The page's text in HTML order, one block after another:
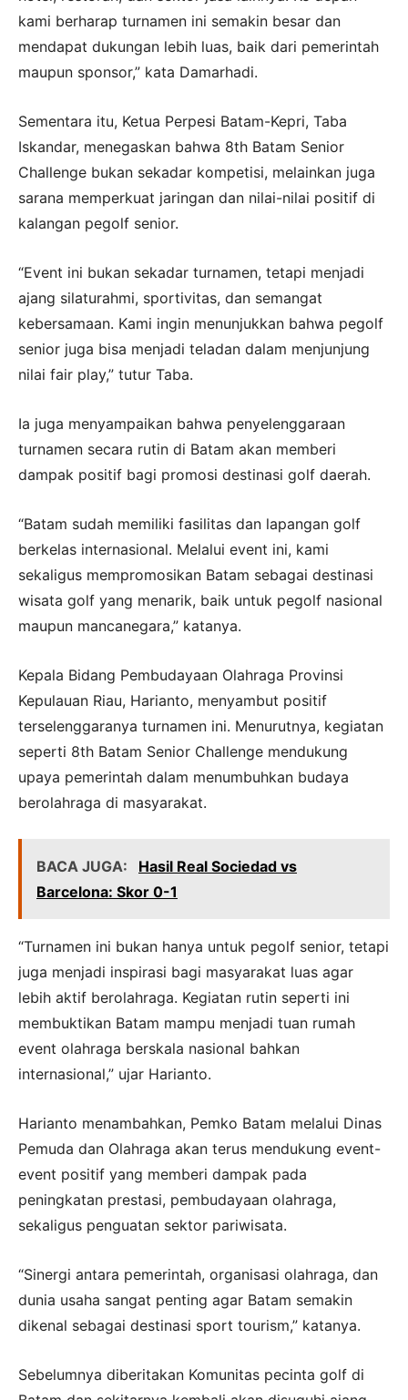
kami berharap turnamen ini semakin besar dan
mendapat dukungan lebih luas, baik dari pemerintah
maupun sponsor,” kata Damarhadi.
Sementara itu, Ketua Perpesi Batam-Kepri, Taba
Iskandar, menegaskan bahwa 8th Batam Senior
Challenge bukan sekadar kompetisi, melainkan juga
sarana memperkuat jaringan dan nilai-nilai positif di
kalangan pegolf senior.
“Event ini bukan sekadar turnamen, tetapi menjadi
ajang silaturahmi, sportivitas, dan semangat
kebersamaan. Kami ingin menunjukkan bahwa pegolf
senior juga bisa menjadi teladan dalam menjunjung
nilai fair play,” tutur Taba.
Ia juga menyampaikan bahwa penyelenggaraan
turnamen secara rutin di Batam akan memberi
dampak positif bagi promosi destinasi golf daerah.
“Batam sudah memiliki fasilitas dan lapangan golf
berkelas internasional. Melalui event ini, kami
sekaligus mempromosikan Batam sebagai destinasi
wisata golf yang menarik, baik untuk pegolf nasional
maupun mancanegara,” katanya.
Kepala Bidang Pembudayaan Olahraga Provinsi
Kepulauan Riau, Harianto, menyambut positif
terselenggaranya turnamen ini. Menurutnya, kegiatan
seperti 8th Batam Senior Challenge mendukung
upaya pemerintah dalam menumbuhkan budaya
berolahraga di masyarakat.
BACA JUGA:
Hasil Real Sociedad vs
Barcelona: Skor 0-1
“Turnamen ini bukan hanya untuk pegolf senior, tetapi
juga menjadi inspirasi bagi masyarakat luas agar
lebih aktif berolahraga. Kegiatan rutin seperti ini
membuktikan Batam mampu menjadi tuan rumah
event olahraga berskala nasional bahkan
internasional,” ujar Harianto.
Harianto menambahkan, Pemko Batam melalui Dinas
Pemuda dan Olahraga akan terus mendukung event-
event positif yang memberi dampak pada
peningkatan prestasi, pembudayaan olahraga,
sekaligus penguatan sektor pariwisata.
“Sinergi antara pemerintah, organisasi olahraga, dan
dunia usaha sangat penting agar Batam semakin
dikenal sebagai destinasi sport tourism,” katanya.
Sebelumnya diberitakan Komunitas pecinta golf di